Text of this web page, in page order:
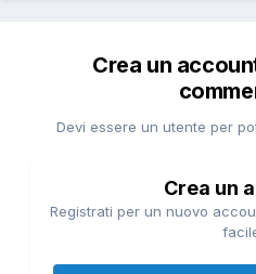
Crea un
Devi essere un utente per
Crea un
Registrati per un nuovo